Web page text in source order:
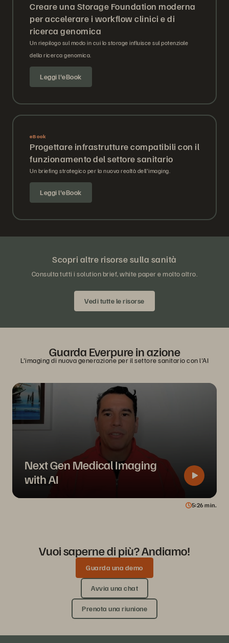
Creare una Storage Foundation moderna
per accelerare i workflow clinici e di
ricerca genomica
Un riepilogo sul modo in cui lo storage influisce sul potenziale
della ricerca genomica.
Leggi l'eBook
eBook
Progettare infrastrutture compatibili con il
funzionamento del settore sanitario
Un briefing strategico per la nuova realtà dell'imaging.
Leggi l'eBook
Scopri altre risorse sulla sanità
Consulta tutti i solution brief, white paper e molto altro.
Vedi tutte le risorse
Guarda Everpure in azione
L'imaging di nuova generazione per il settore sanitario con l'AI
Next Gen Medical Imaging
with AI
5 26 min.
Vuoi saperne di più? Andiamo!
Guarda una demo
Avvia una chat
Prenota una riunione